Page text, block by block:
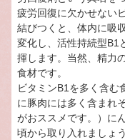
疲労回復に欠かせない
結びつくと、体内に吸
変化し、活性持続型B1
揮します。当然、精力
食材です。
ビタミンB1を多く含む
に豚肉には多く含まれ
がおススメです。）に
頃から取り入れましょ